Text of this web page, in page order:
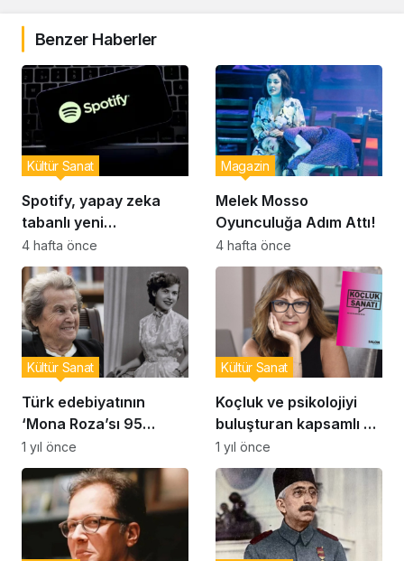
Benzer Haberler
Spotify, yapay zeka
tabanlı yeni
fonksiyonunu tanıttı
Kültür Sanat
4 hafta önce
Melek Mosso
Oyunculuğa Adım Attı!
Magazin
4 hafta önce
Türk edebiyatının
‘Mona Roza’sı 95
yaşında vefat etti
Kültür Sanat
1 yıl önce
Koçluk ve psikolojiyi
buluşturan kapsamlı bir
rehber
Kültür Sanat
1 yıl önce